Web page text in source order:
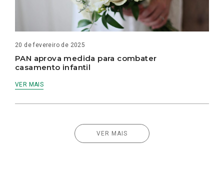
20 de fevereiro de 2025
PAN aprova medida para combater
casamento infantil
VER MAIS
VER MAIS